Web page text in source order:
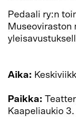
Pedaali ry:n
Museoviraston
Aika:
Paikka:
Kaapeliaukio